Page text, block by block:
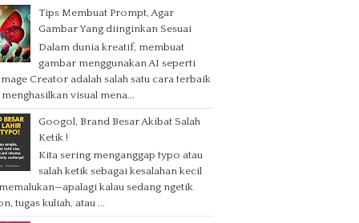
Tips Membuat Prompt, Agar
Gambar Yang diinginkan Sesuai
Dalam dunia kreatif, membuat
gambar menggunakan AI seperti
Creator adalah salah satu cara terbaik
visual mena...
Googol, Brand Besar Akibat Salah
Ketik !
Kita sering menganggap typo atau
salah ketik sebagai kesalahan kecil
kalau sedang ngetik
tugas kuliah, atau ...